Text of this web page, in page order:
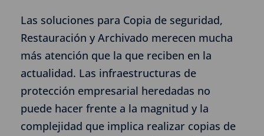
Las soluciones para Copia de seguridad,
Restauración y Archivado merecen mucha
más atención que la que reciben en la
actualidad. Las infraestructuras de
protección empresarial heredadas no
puede hacer frente a la magnitud y la
complejidad que implica realizar copias de